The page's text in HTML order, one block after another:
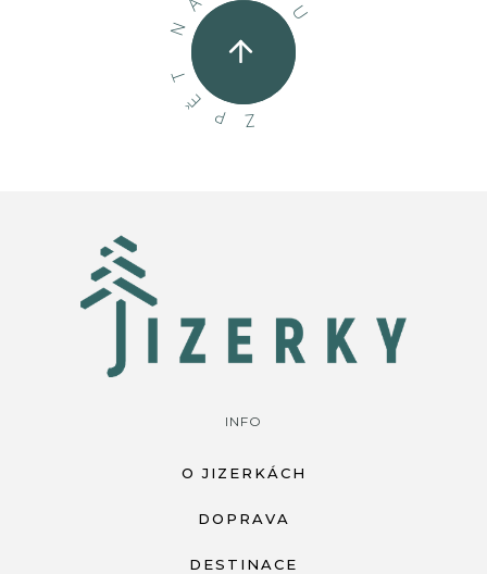
Z
P
Ě
T
N
U
INFO
O JIZERKÁCH
DOPRAVA
DESTINACE